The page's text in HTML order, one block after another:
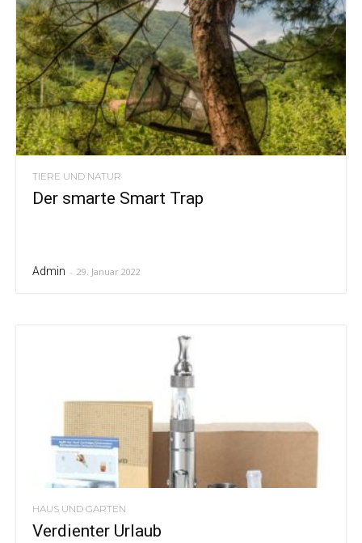
TIERE UND NATUR
Der smarte Smart Trap
Admin - 29. Januar 2022
HAUS UND GARTEN
Verdienter Urlaub